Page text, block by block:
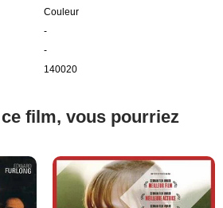
Couleur
-
-
140020
film, vous pourriez